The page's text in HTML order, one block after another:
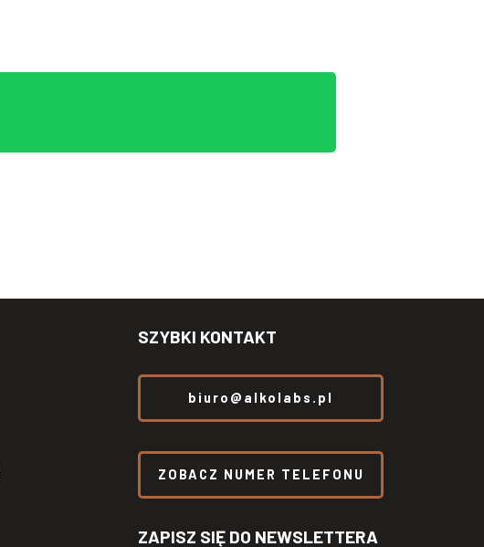
SZYBKI KONTAKT
biuro@alkolabs.pl
ZOBACZ NUMER TELEFONU
ZAPISZ SIĘ DO NEWSLETTERA